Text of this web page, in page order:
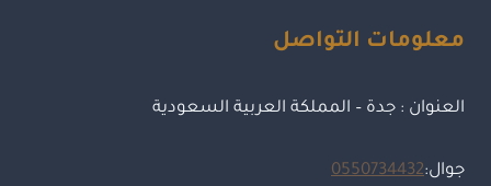
معلومات التواصل
العنوان : جدة – المملكة العربية السعودية
جوال:0550734432